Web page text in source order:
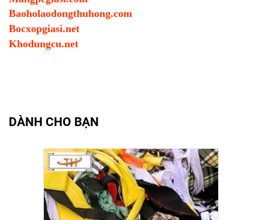
Baoholaodongthuhong.com
Bocxopgiasi.net
Khodungcu.net
DÀNH CHO BẠN